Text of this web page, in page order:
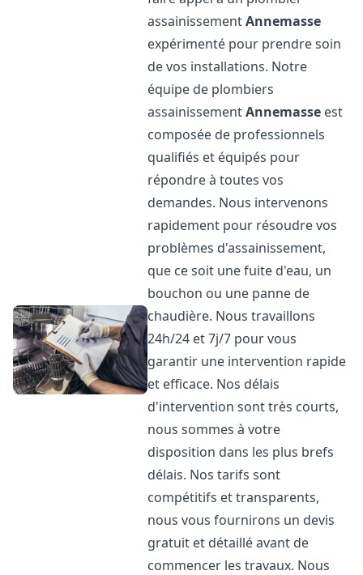
assainissementAnnemasse
expérimenté pour prendre soin
de vos installations. Notre
équipe de plombiers
assainissementAnnemasse est
composée de professionnels
qualifiés et équipés pour
répondre à toutes vos
demandes. Nous intervenons
rapidement pour résoudre vos
problèmes d'assainissement,
que ce soit une fuite d'eau, un
bouchon ou une panne de
chaudière. Nous travaillons
24h/24 et 7j/7 pour vous
garantir une intervention rapide
et efficace. Nos délais
d'intervention sont très courts,
nous sommes à votre
disposition dans les plus brefs
délais. Nos tarifs sont
compétitifs et transparents,
nous vous fournirons un devis
gratuit et détaillé avant de
commencer les travaux. Nous